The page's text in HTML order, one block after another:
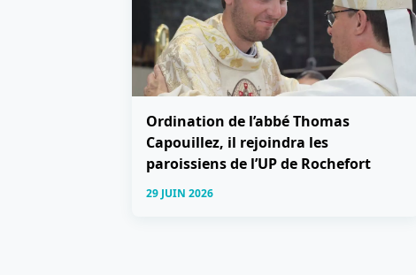
Ordination de l’abbé Thomas
Capouillez, il rejoindra les
paroissiens de l’UP de Rochefort
29 JUIN 2026